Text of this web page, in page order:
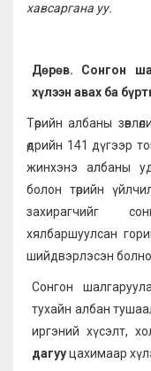
хавсаргана уу.
Дөрөв. Сонгон
хүлээн авах ба
Төрийн албаны
өдрийн 141 дүгээр
жинхэнэ албаны
болон төрийн
захирагчийг
хялбаршуулсан
шийдвэрлэсэн
Сонгон
тухайн албан
иргэний хүсэлт,
дагууцахимаар